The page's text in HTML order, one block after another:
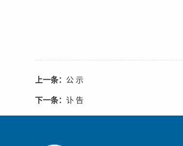
上一条： 公 示
下一条： 讣 告